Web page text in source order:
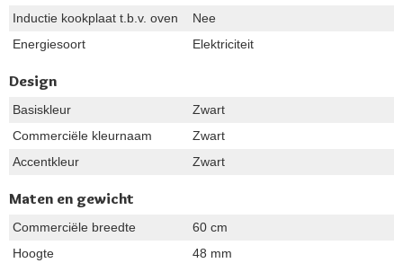
Inductie kookplaat t.b.v. oven
Nee
Energiesoort
Elektriciteit
Design
Basiskleur
Zwart
Commerciële kleurnaam
Zwart
Accentkleur
Zwart
Maten en gewicht
Commerciële breedte
60 cm
Hoogte
48 mm